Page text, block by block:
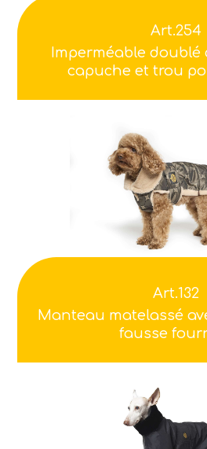
Art.254
Imperméable doublé
capuche et trou
Art.132
Manteau matelassé
fausse